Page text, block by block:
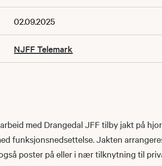
02.09.2025
NJFF Telemark
med Drangedal JFF tilby jakt på
funksjonsnedsettelse. Jakten
poster på eller i nær tilknytning til